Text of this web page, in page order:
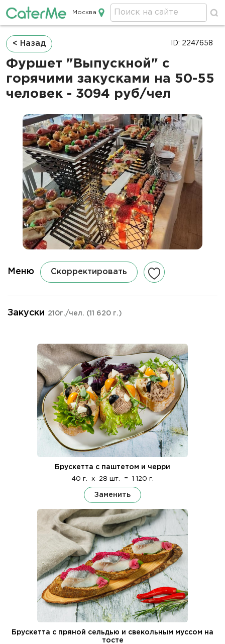
Кейтеринг в Москве
Москва
Строка
навигации
< Назад
Фуршет "Выпускной" с
горячими закусками на 50-55
человек - 3094 руб/чел
ID: 2247658
Меню Скорректировать
Закуски 210г./чел. (11 620 г.)
Брускетта с паштетом и черри
40 г. x 28 шт. = 1 120 г.
Заменить
Брускетта с пряной сельдью и свекольным муссом на
тосте